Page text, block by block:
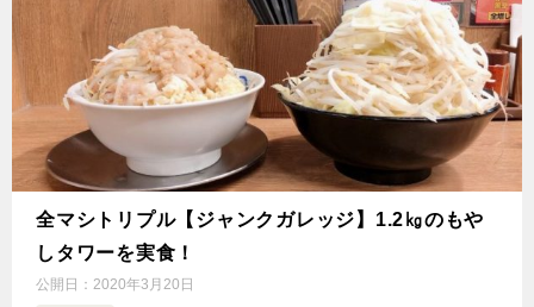
全マシトリプル【ジャンクガレッジ】1.2㎏のもや
しタワーを実食！
公開日： 2020年3月20日